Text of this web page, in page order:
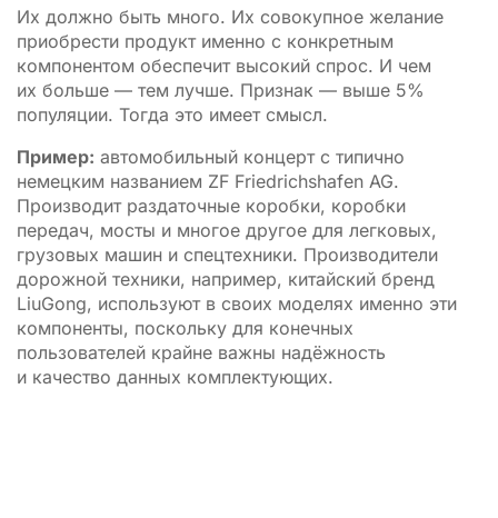
Их должно быть много. Их совокупное желание
приобрести продукт именно с конкретным
компонентом обеспечит высокий спрос. И чем
их больше — тем лучше. Признак — выше 5%
популяции. Тогда это имеет смысл.
Пример: автомобильный концерт с типично
немецким названием ZF Friedrichshafen AG.
Производит раздаточные коробки, коробки
передач, мосты и многое другое для легковых,
грузовых машин и спецтехники. Производители
дорожной техники, например, китайский бренд
LiuGong, используют в своих моделях именно эти
компоненты, поскольку для конечных
пользователей крайне важны надёжность
и качество данных комплектующих.